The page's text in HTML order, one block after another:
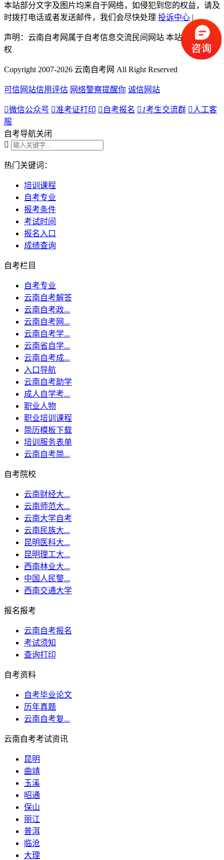
本站部分文字及图片均来自于网络，如侵犯到您的权益，请及
时拨打电话或者发送邮件，我们会尽快处理 投诉中心 |
声明：云南自考网属于自考信息交流民间网站 本站享有解释
权
Copyright 2007-2026 云南自考网 All Right Reserved
可信网站信用评估 网络警察提醒你 诚信网站
微信公众号 准考证打印  自考报名  1考生交流群  人工客
服
自考导航关闭

热门关键词：
培训课程
自考专业
报考条件
考试时间
报名入口
成绩查询
自考栏目
自考专业
云南自考解答
云南自考政...
云南自考网...
云南自考学...
云南省自学...
云南自考成...
入口导航
云南自考助学
成人自学考...
职业人物
职业培训课程
简历模板下载
培训服务表单
云南自考简...
自考院校
云南财经大...
云南师范大...
云南大学自考
云南民族大...
昆明医科大...
昆明理工大...
西南林业大...
中国人民警...
西南交通大学
报名报考
云南自考报名
考试须知
查询打印
自考资料
自考毕业论文
历年真题
云南自考复...
云南自考考试资讯
昆明
曲靖
玉溪
昭通
保山
丽江
普洱
临沧
大理